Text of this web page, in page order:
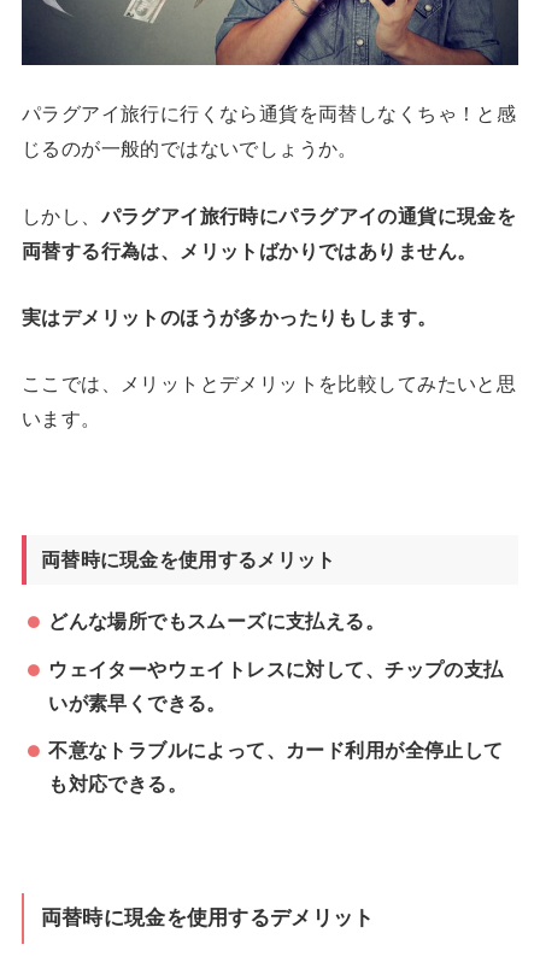
パラグアイ旅行に行くなら通貨を両替しなくちゃ！と感
じるのが一般的ではないでしょうか。
しかし、 パラグアイ旅行時にパラグアイの通貨に現金を
両替する行為は、メリットばかりではありません。
実はデメリットのほうが多かったりもします。
ここでは、メリットとデメリットを比較してみたいと思
います。
両替時に現金を使用するメリット
どんな場所でもスムーズに支払える。
ウェイターやウェイトレスに対して、チップの支払
いが素早くできる。
不意なトラブルによって、カード利用が全停止して
も対応できる。
両替時に現金を使用するデメリット